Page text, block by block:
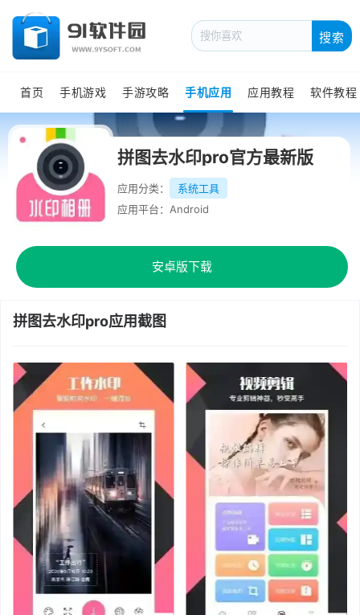
搜索
首页 手机游戏 手游攻略 手机应用 应用教程 软件教程
拼图去水印pro官方最新版
应用分类：
系统工具
应用平台：Android
安卓版下载
拼图去水印pro应用截图